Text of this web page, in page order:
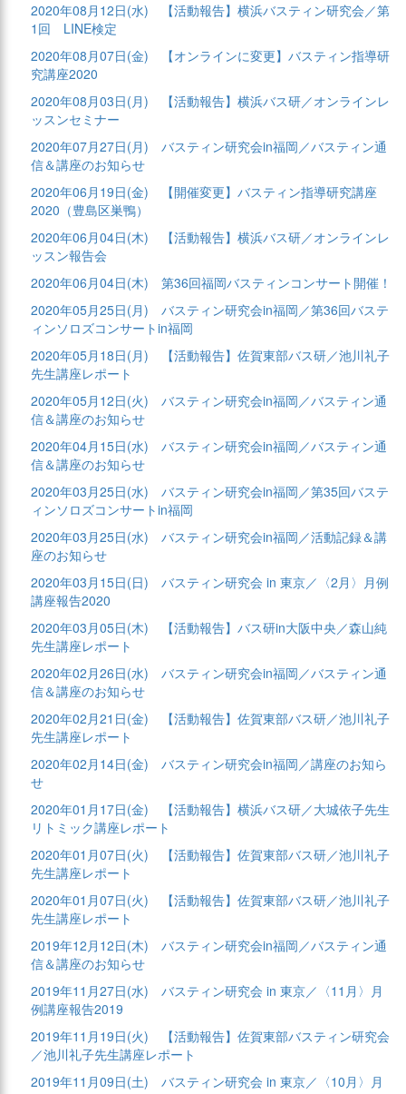
2020年08月12日(水)
【活動報告】横浜バスティン研究会／第
1回 LINE検定
2020年08月07日(金)
【オンラインに変更】バスティン指導研
究講座2020
2020年08月03日(月)
【活動報告】横浜バス研／オンラインレ
ッスンセミナー
2020年07月27日(月)
バスティン研究会in福岡／バスティン通
信＆講座のお知らせ
2020年06月19日(金)
【開催変更】バスティン指導研究講座
2020（豊島区巣鴨）
2020年06月04日(木)
【活動報告】横浜バス研／オンラインレ
ッスン報告会
2020年06月04日(木)
第36回福岡バスティンコンサート開催！
2020年05月25日(月)
バスティン研究会in福岡／第36回バステ
ィンソロズコンサートin福岡
2020年05月18日(月)
【活動報告】佐賀東部バス研／池川礼子
先生講座レポート
2020年05月12日(火)
バスティン研究会in福岡／バスティン通
信＆講座のお知らせ
2020年04月15日(水)
バスティン研究会in福岡／バスティン通
信＆講座のお知らせ
2020年03月25日(水)
バスティン研究会in福岡／第35回バステ
ィンソロズコンサートin福岡
2020年03月25日(水)
バスティン研究会in福岡／活動記録＆講
座のお知らせ
2020年03月15日(日)
バスティン研究会 in 東京／〈2月〉月例
講座報告2020
2020年03月05日(木)
【活動報告】バス研in大阪中央／森山純
先生講座レポート
2020年02月26日(水)
バスティン研究会in福岡／バスティン通
信＆講座のお知らせ
2020年02月21日(金)
【活動報告】佐賀東部バス研／池川礼子
先生講座レポート
2020年02月14日(金)
バスティン研究会in福岡／講座のお知ら
せ
2020年01月17日(金)
【活動報告】横浜バス研／大城依子先生
リトミック講座レポート
2020年01月07日(火)
【活動報告】佐賀東部バス研／池川礼子
先生講座レポート
2020年01月07日(火)
【活動報告】佐賀東部バス研／池川礼子
先生講座レポート
2019年12月12日(木)
バスティン研究会in福岡／バスティン通
信＆講座のお知らせ
2019年11月27日(水)
バスティン研究会 in 東京／〈11月〉月
例講座報告2019
2019年11月19日(火)
【活動報告】佐賀東部バスティン研究会
／池川礼子先生講座レポート
2019年11月09日(土)
バスティン研究会 in 東京／〈10月〉月